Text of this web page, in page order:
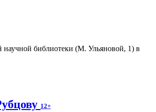
научной библиотеки (М. Ульяновой, 1) в
12+